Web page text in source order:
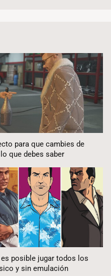
para que cambies de
que debes saber
posible jugar todos los
y sin emulación